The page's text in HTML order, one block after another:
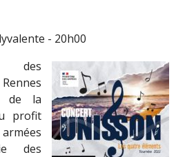
- 20h00
des
de la
profit
des